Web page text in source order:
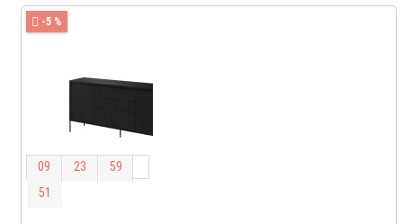
-5 %
09 23 59
50